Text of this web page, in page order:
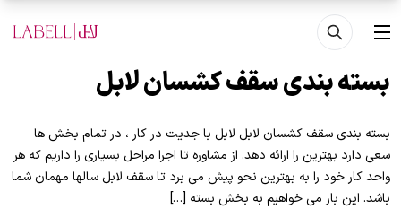
رفتن به محتوای اصلی
منو
بسته بندی سقف کشسان لابل
بسته بندی سقف کشسان لابل لابل با جدیت در کار ، در تمام بخش ها
سعی دارد بهترین را ارائه دهد. از مشاوره تا اجرا مراحل بسیاری را داریم که هر
واحد کار خود را به بهترین نحو پیش می برد تا سقف لابل سالها مهمان شما
باشد. این بار می خواهیم به بخش بسته […]